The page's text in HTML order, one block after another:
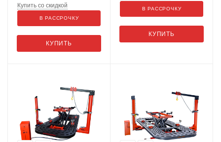
КУПИТЬ
Купить со скидкой
В РАССРОЧКУ
КУПИТЬ
В РАССРОЧКУ